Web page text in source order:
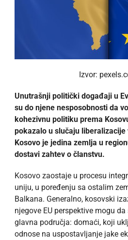
Izvor:
Unutrašnji politički događaji u
su do njene nesposobnosti da
kohezivnu politiku prema
pokazalo u slučaju
Kosovo je jedina zemlja u
dostavi zahtev o članstvu.
Kosovo zaostaje u procesu
uniju, u poređenju sa ostalim
Balkana. Generalno, kosovski
njegove EU perspektive mogu
glavna područja: domaći, koji
odnose na uspostavljanje jake